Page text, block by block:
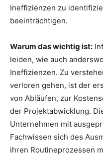
Ineffizienzen zu
beeinträchtigen.
Warum das wichtig ist:
leiden, wie auch
Ineffizienzen. Zu
verloren gehen, ist der
von Abläufen, zur
der Projektabwicklung.
Unternehmen mit
Fachwissen sich des
ihren Routineprozessen